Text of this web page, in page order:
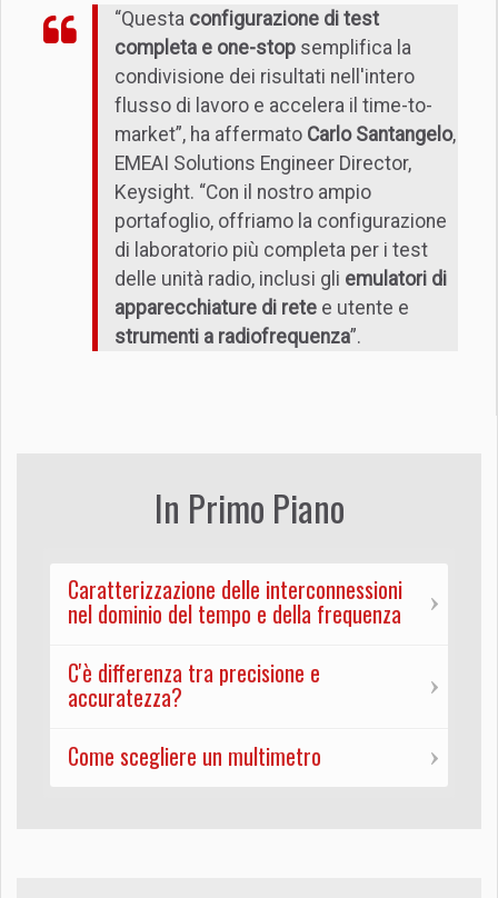
“Questa configurazione di test
completa e one-stop semplifica la
condivisione dei risultati nell'intero
flusso di lavoro e accelera il time-to-
market”, ha affermato Carlo Santangelo,
EMEAI Solutions Engineer Director,
Keysight. “Con il nostro ampio
portafoglio, offriamo la configurazione
di laboratorio più completa per i test
delle unità radio, inclusi gli emulatori di
apparecchiature di rete e utente e
strumenti a radiofrequenza”.
In Primo Piano
Caratterizzazione delle interconnessioni
nel dominio del tempo e della frequenza
C'è differenza tra precisione e
accuratezza?
Come scegliere un multimetro